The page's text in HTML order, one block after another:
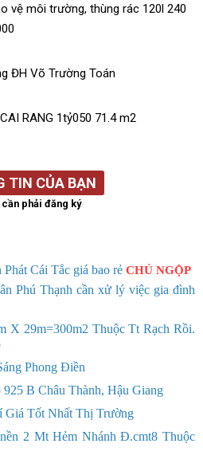
vệ môi trường, thùng rác 120l 240
ĐH Võ Trường Toán
RANG 1tỷ050 71.4 m2
TIN CỦA BẠN
cần phải đăng ký
Cái Tắc giá bao rẻ CHỦ NGỘP
Phú Thạnh cần xử lý việc gia đình
X 29m=300m2 Thuộc Tt Rạch Rồi.
Phong Điền
B Châu Thành, Hậu Giang
Tốt Nhất Thị Trường
2 Mt Hẻm Nhánh Đ.cmt8 Thuộc